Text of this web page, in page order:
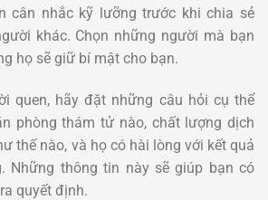
cân nhắc kỹ lưỡng trước khi chia sẻ
khác. Chọn những người mà bạn
họ sẽ giữ bí mật cho bạn.
quen, hãy đặt những câu hỏi cụ thể
phòng thám tử nào, chất lượng dịch
thế nào, và họ có hài lòng với kết quả
Những thông tin này sẽ giúp bạn có
quyết định.